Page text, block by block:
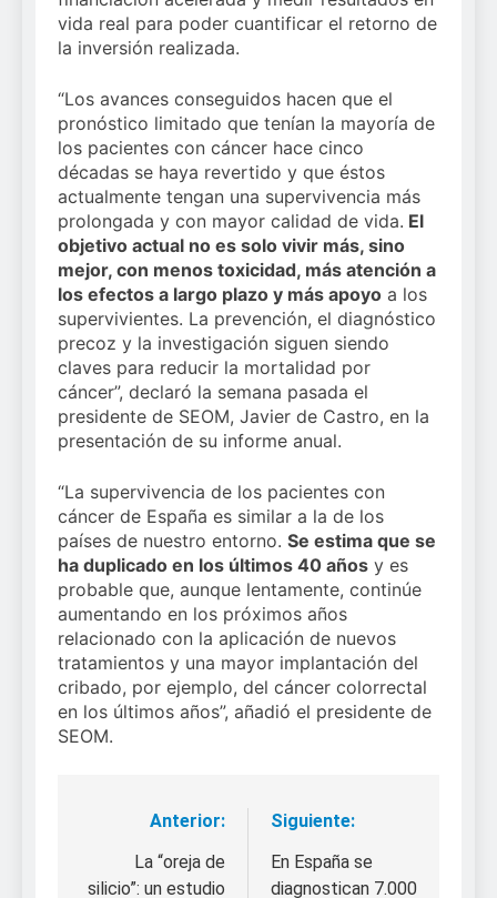
vida real para poder cuantificar el retorno de
la inversión realizada.
“Los avances conseguidos hacen que el
pronóstico limitado que tenían la mayoría de
los pacientes con cáncer hace cinco
décadas se haya revertido y que éstos
actualmente tengan una supervivencia más
prolongada y con mayor calidad de vida. El
objetivo actual no es solo vivir más, sino
mejor, con menos toxicidad, más atención a
los efectos a largo plazo y más apoyo a los
supervivientes. La prevención, el diagnóstico
precoz y la investigación siguen siendo
claves para reducir la mortalidad por
cáncer”, declaró la semana pasada el
presidente de SEOM, Javier de Castro, en la
presentación de su informe anual.
“La supervivencia de los pacientes con
cáncer de España es similar a la de los
países de nuestro entorno. Se estima que se
ha duplicado en los últimos 40 años y es
probable que, aunque lentamente, continúe
aumentando en los próximos años
relacionado con la aplicación de nuevos
tratamientos y una mayor implantación del
cribado, por ejemplo, del cáncer colorrectal
en los últimos años”, añadió el presidente de
SEOM.
Navegación
Anterior:
La “oreja de
silicio”: un estudio
Siguiente:
En España se
diagnostican 7.000